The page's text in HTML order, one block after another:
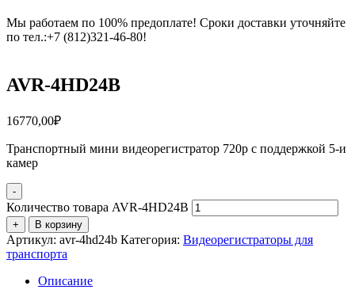
Мы работаем по 100% предоплате! Сроки доставки уточняйте
по тел.:+7 (812)321-46-80!
AVR-4HD24B
16770,00₽
Транспортный мини видеорегистратор 720p с поддержкой 5-и
камер
-
Количество товара AVR-4HD24B
+ В корзину
Артикул: avr-4hd24b Категория: Видеорегистраторы для
транспорта
Описание